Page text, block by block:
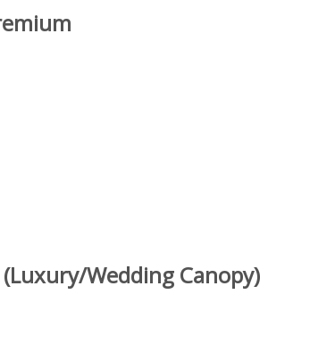
Wedding Canopy)